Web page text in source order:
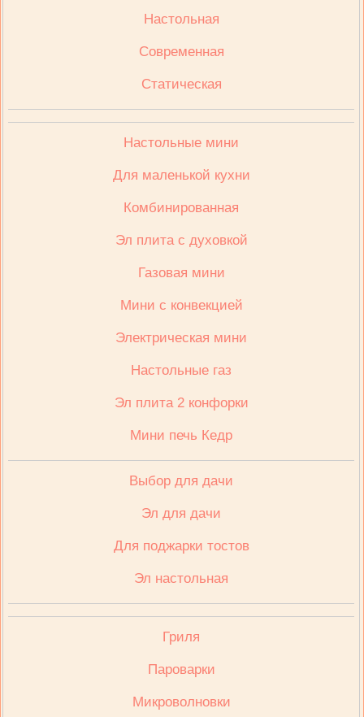
Настольная
Современная
Статическая
Настольные мини
Для маленькой кухни
Комбинированная
Эл плита с духовкой
Газовая мини
Мини с конвекцией
Электрическая мини
Настольные газ
Эл плита 2 конфорки
Мини печь Кедр
Выбор для дачи
Эл для дачи
Для поджарки тостов
Эл настольная
Гриля
Пароварки
Микроволновки